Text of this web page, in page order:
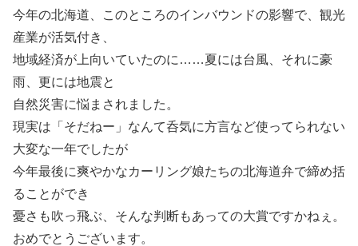
今年の北海道、このところのインバウンドの影響で、観光
産業が活気付き、
地域経済が上向いていたのに……夏には台風、それに豪
雨、更には地震と
自然災害に悩まされました。
現実は「そだねー」なんて呑気に方言など使ってられない
大変な一年でしたが
今年最後に爽やかなカーリング娘たちの北海道弁で締め括
ることができ
憂さも吹っ飛ぶ、そんな判断もあっての大賞ですかねぇ。
おめでとうございます。